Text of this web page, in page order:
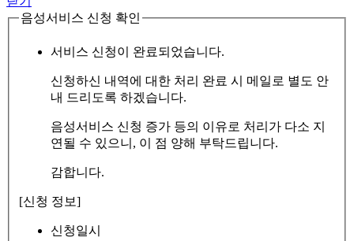
음성서비스 신청 확인
서비스 신청이 완료되었습니다.
신청하신 내역에 대한 처리 완료 시 메일로 별도 안
내 드리도록 하겠습니다.
음성서비스 신청 증가 등의 이유로 처리가 다소 지
연될 수 있으니, 이 점 양해 부탁드립니다.
감합니다.
[신청 정보]
신청일시